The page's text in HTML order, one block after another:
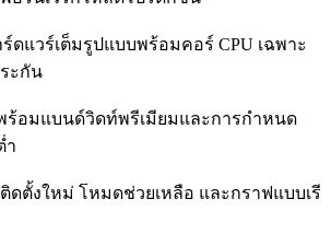
ดแวร์เต็มรูปแบบพร้อมคอร์ CPU เฉพาะ
ะกัน
ร้อมแบนด์วิดท์พรีเมียมและการกำหนด
ำ
ดตั้งใหม่ โหมดช่วยเหลือ และกราฟแบบเรี